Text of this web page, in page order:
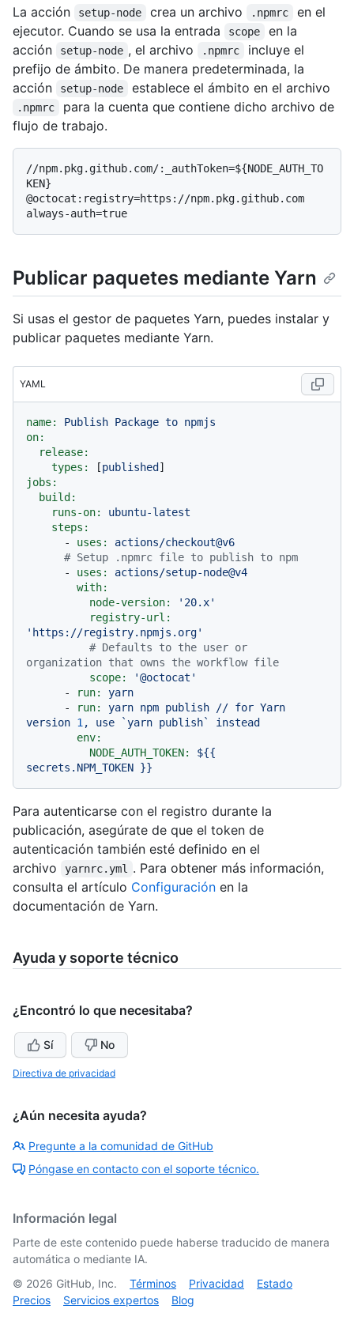
La acción setup-node crea un archivo .npmrc
en el
ejecutor. Cuando se usa la entrada
scope
en la
acción
setup-node , el archivo .npmrc
incluye el
prefijo de ámbito. De manera predeterminada, la
acción
setup-node establece el ámbito en el archivo
.npmrc
para la cuenta que contiene dicho archivo de
flujo de trabajo.
//npm.pkg.github.com/:_authToken=${NODE_AUTH_TO
KEN}
@octocat:registry=https://npm.pkg.github.com
Publicar paquetes mediante Yarn
Si usas el gestor de paquetes Yarn, puedes instalar y
publicar paquetes mediante Yarn.
YAML
name: Publish Package to npmjs
on:
release:
types:
[published
jobs:
build:
runs-on:
ubuntu-latest
steps:
-
uses:
actions/checkout@v6
# Setup .npmrc file to publish to npm
-
uses:
actions/setup-node@v4
with:
node-version:
'20.x'
registry-url:
'https://registry.npmjs.org'
# Defaults to the user or
organization that owns the workflow file
scope:
'@octocat'
-
run:
yarn
-
run: yarn npm publish // for Yarn
version 1 , use `yarn publish`
instead
env:
NODE_AUTH_TOKEN:
${{
secrets.NPM_TOKEN }}
Para autenticarse con el registro durante la
publicación, asegúrate de que el token de
autenticación también esté definido en el
archivo
yarnrc.yml
. Para obtener más información,
consulta el artículo Configuración en la
documentación de Yarn.
Ayuda y soporte técnico
¿Encontró lo que necesitaba?
Sí No
Directiva de privacidad
¿Aún necesita ayuda?
Pregunte a la comunidad de GitHub
Póngase en contacto con el soporte técnico.
Información legal
Parte de este contenido puede haberse traducido de manera
automática o mediante IA.
© 2026 GitHub, Inc. Términos Privacidad
Estado
Precios
Servicios expertos Blog